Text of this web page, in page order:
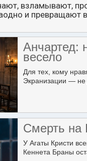
взламывают,
и превращают
Анчартед:
весело
Для тех, кому
Экранизации — не
Смерть на
У Агаты Кристи
Кеннета Браны